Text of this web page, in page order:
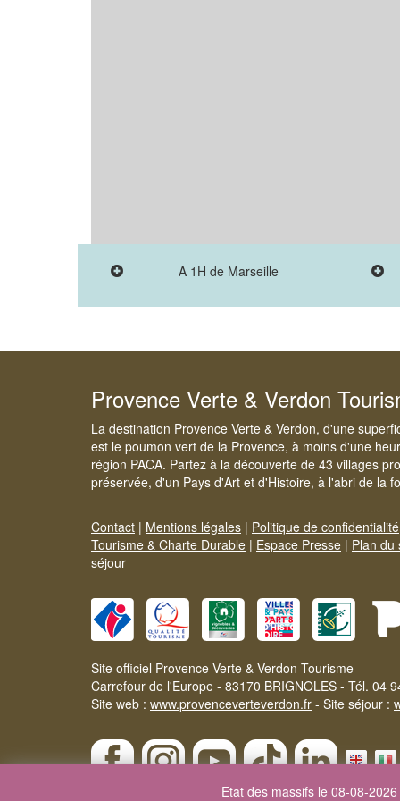
A 1H de Marseille
Provence Verte & Verdon
La destination Provence Verte & Verdon, d'une
est le poumon vert de la Provence, à moins d'une
région PACA. Partez à la découverte de 43 villages
préservée, d'un Pays d'Art et d'Histoire, à l'abri de la
Contact | Mentions légales | Politique de confidentialité
Tourisme & Charte Durable | Espace Presse | Plan du
séjour
Site officiel Provence Verte & Verdon Tourisme
Carrefour de l'Europe - 83170 BRIGNOLES - Tél. 04
Site web : www.provenceverteverdon.fr - Site séjour :
Etat des massifs le 08-08-